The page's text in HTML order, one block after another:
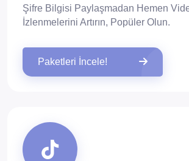
Şifre Bilgisi Paylaşmadan Hemen
İzlenmelerini Artırın, Popüler Olun.
Paketleri İncele!